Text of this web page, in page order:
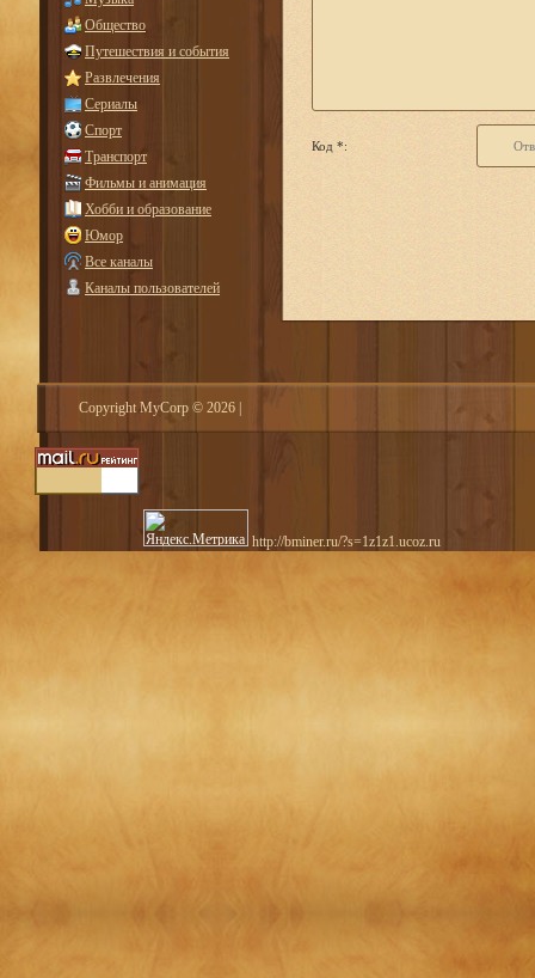
Общество
Путешествия и события
Развлечения
Сериалы
Спорт
Транспорт
Фильмы и анимация
Хобби и образование
Юмор
Все каналы
Каналы пользователей
Код *:
Copyright MyCorp © 2026
http://bminer.ru/?s=1z1z1.ucoz.ru